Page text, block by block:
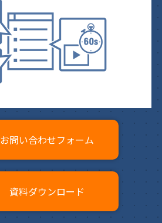
お問い合わせフォーム
資料ダウンロード